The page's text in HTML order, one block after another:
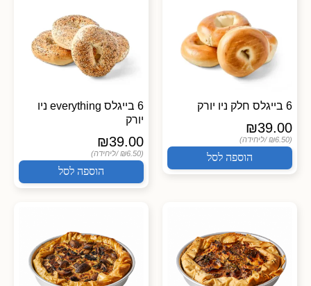
6 בייגלס חלק ניו יורק
₪39.00
(₪6.50 / ליחידה)
הוספה לסל
6 בייגלס everything ניו
יורק
₪39.00
(₪6.50 / ליחידה)
הוספה לסל